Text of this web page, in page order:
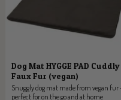
Dog Mat HYGGE PAD Cuddly
Faux Fur (vegan)
Snuggly dog mat made from vegan fur
perfect for on the go and at home